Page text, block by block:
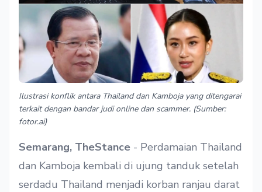
Ilustrasi konflik antara Thailand dan Kamboja yang ditengarai
terkait dengan bandar judi online dan scammer. (Sumber:
fotor.ai)
Semarang, TheStance - Perdamaian Thailand
dan Kamboja kembali di ujung tanduk setelah
serdadu Thailand menjadi korban ranjau darat